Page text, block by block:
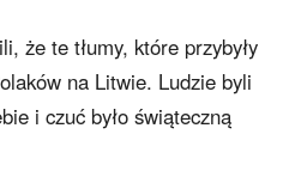
że te tłumy, które przybyły
na Litwie. Ludzie byli
i czuć było świąteczną